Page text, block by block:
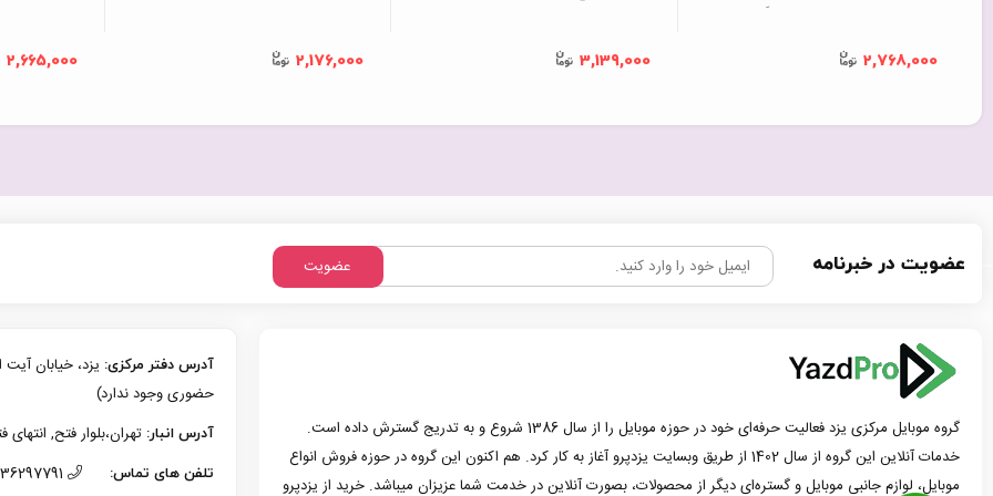
2,768,000
ماه تعویض) سفید
3,139,000
2,176,000
ماه
2,665,000
عضویت در خبرنامه عضویت
گروه موبایل مرکزی یزد فعالیت حرفه‌ای خود در حوزه موبایل را از سال 1386 شروع و به تدریج گسترش داده است.
خدمات آنلاین این گروه از سال 1402 از طریق وبسایت یزدپرو آغاز به کار کرد. هم اکنون این گروه در حوزه فروش انواع
موبایل، لوازم جانبی موبایل و گستره‌ای دیگر از محصولات، بصورت آنلاین در خدمت شما عزیزان میباشد. خرید از یزدپرو
آدرس دفتر مرکزی:
حضوری وجود ندارد)
آدرس انبار: تهران،بلوار فتح, انتهای فتح 13، پلاک 126 (امکان تحویل حضوری
تلفن های تماس: